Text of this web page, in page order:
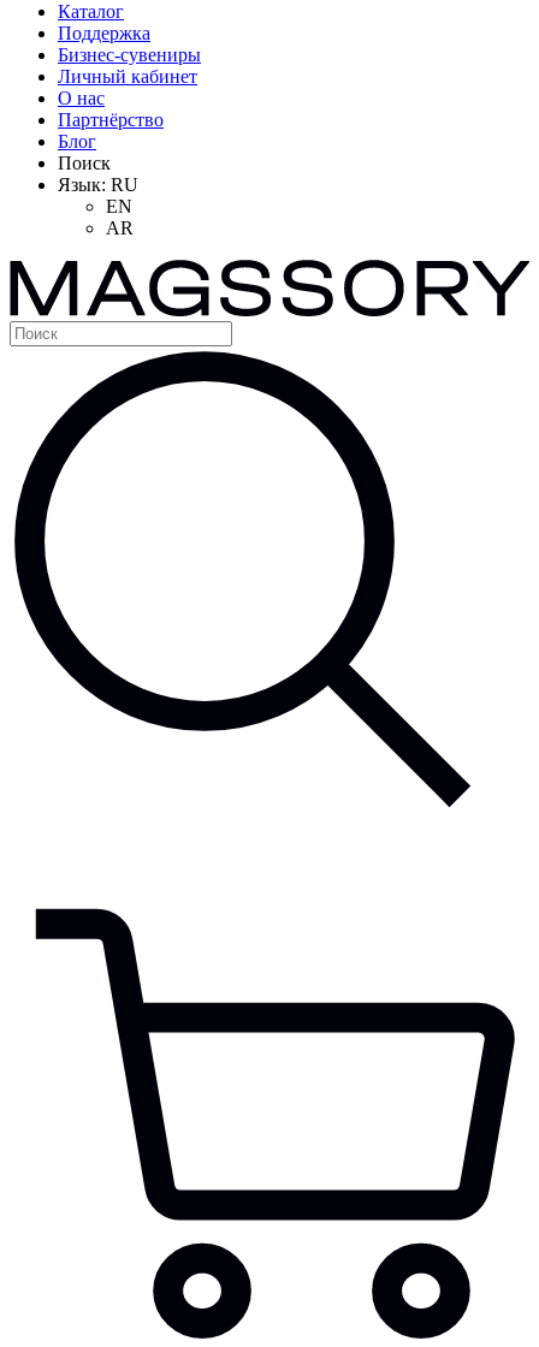
Каталог
Поддержка
Бизнес-сувениры
Личный кабинет
О нас
Партнёрство
Блог
Поиск
Язык: RU
EN
AR